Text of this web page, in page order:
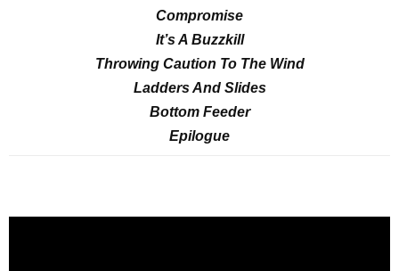
Compromise
It’s A Buzzkill
Throwing Caution To The Wind
Ladders And Slides
Bottom Feeder
Epilogue